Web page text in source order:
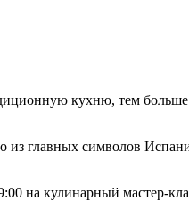
кухню, тем
из главных символов
на кулинарный мастер-